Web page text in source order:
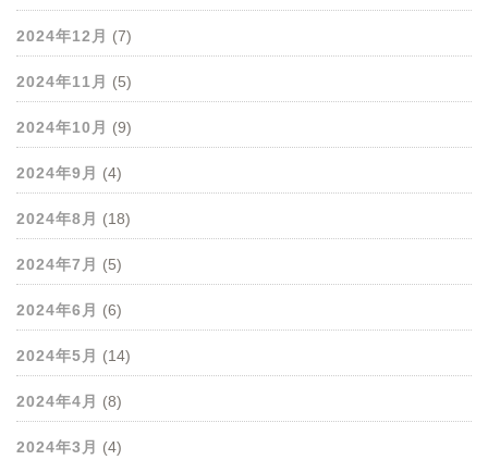
2024年12月 (7)
2024年11月 (5)
2024年10月 (9)
2024年9月 (4)
2024年8月 (18)
2024年7月 (5)
2024年6月 (6)
2024年5月 (14)
2024年4月 (8)
2024年3月 (4)